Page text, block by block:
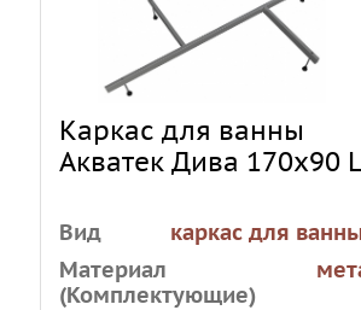
Каркас для ванны
Акватек Дива 170х90 L
Вид
каркас для
Материал
(Комплектующие)